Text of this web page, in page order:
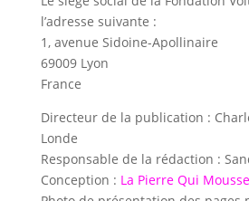
l’adresse suivante :
1, avenue Sidoine-Apollinaire
69009 Lyon
France
Directeur de la publication :
Londe
Responsable de la rédaction :
Conception : La Pierre Qui Mousse